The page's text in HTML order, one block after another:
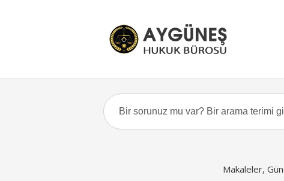
Makaleler,